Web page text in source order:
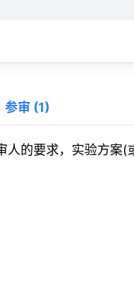
参审 (1)
人的要求，实验方案(